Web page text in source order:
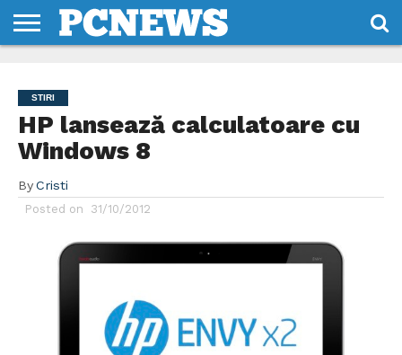
NOI
SI
CONDITII
STIRI
HP lansează calculatoare cu
Windows 8
By Cristi
Posted on 31/10/2012